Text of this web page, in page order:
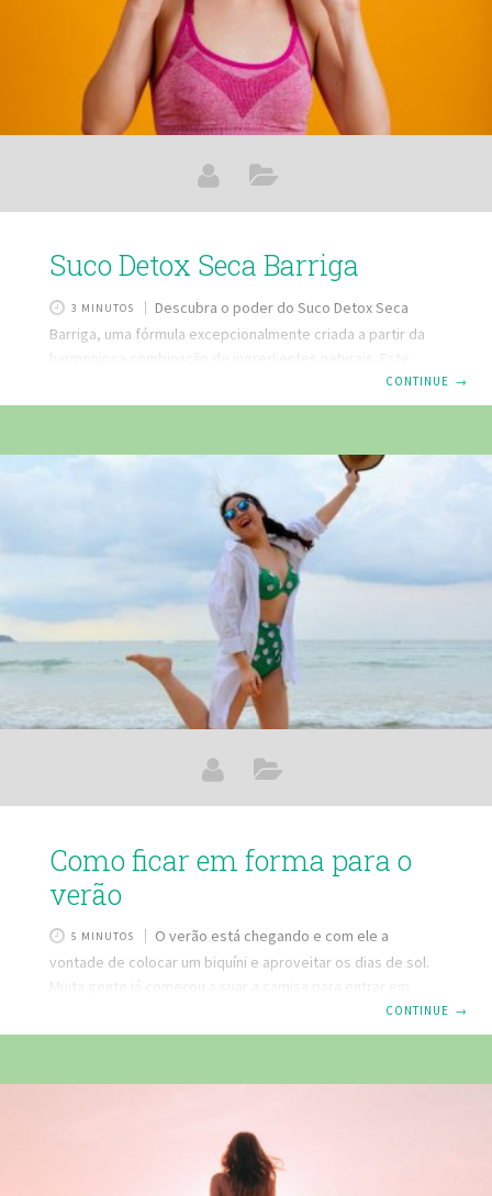
Suco Detox Seca Barriga
3 MINUTOS
Descubra o poder do Suco Detox Seca
Barriga, uma fórmula excepcionalmente criada a partir da
harmoniosa combinação de ingredientes naturais. Este
suco é um valioso aliado em sua jornada em busca de um
corpo mais saudável e vibrante. A cada gole, você estará
BARRIGA Ao incluir o Suco Detox Seca Barriga em sua vida,
você estará dando um passo firme em direção à
transformação pessoal e ao seu melhor eu. Não perca mais
CONTINUE →
Como ficar em forma para o
verão
5 MINUTOS
O verão está chegando e com ele a
vontade de colocar um biquíni e aproveitar os dias de sol.
Muita gente já começou a suar a camisa para entrar em
forma! E não pense que é tarde demais para começar a
fazer uma atividade física regularmente e ajustar a
para quem ainda não está totalmente satisfeita com a
forma! Que tal, para começar, inserir na dieta alguns
CONTINUE →